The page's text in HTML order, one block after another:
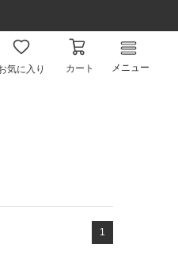
気に入り カート メニュー
1